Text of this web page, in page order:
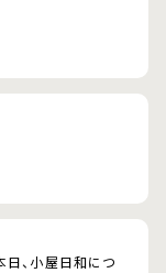
日、小屋日和につ